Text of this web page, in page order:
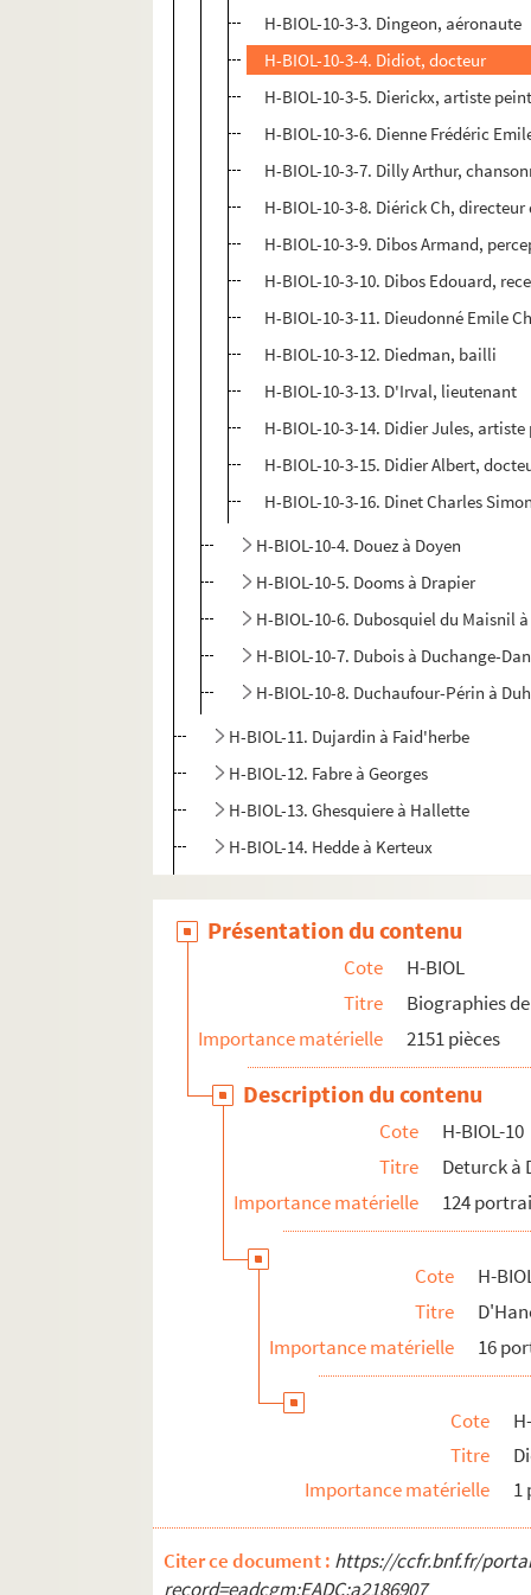
H-BIOL-10-3-3. Dingeon, aéronaute
H-BIOL-10-3-4. Didiot, docteur
H-BIOL-10-3-5. Dierickx, artiste
H-BIOL-10-3-6. Dienne Frédéric
H-BIOL-10-3-7. Dilly Arthur,
H-BIOL-10-3-8. Diérick Ch,
H-BIOL-10-3-9. Dibos Armand,
H-BIOL-10-3-10. Dibos Edouard,
H-BIOL-10-3-11. Dieudonné Emile
H-BIOL-10-3-12. Diedman, bailli
H-BIOL-10-3-13. D'Irval, lieutenant
H-BIOL-10-3-14. Didier Jules,
H-BIOL-10-3-15. Didier Albert,
H-BIOL-10-3-16. Dinet Charles
H-BIOL-10-4. Douez à Doyen
H-BIOL-10-5. Dooms à Drapier
H-BIOL-10-6. Dubosquiel du Maisnil
H-BIOL-10-7. Dubois à Duchange-
H-BIOL-10-8. Duchaufour-Périn à
H-BIOL-11. Dujardin à Faid'herbe
H-BIOL-12. Fabre à Georges
H-BIOL-13. Ghesquiere à Hallette
H-BIOL-14. Hedde à Kerteux
H-BIOL-16. Le Fel à Lequenne
H-BIOL-17. Lequeux à Marie Grosse-Tête
H-BIOL-18. Marie Jérôme à Montury
H-BIOL-19. Montgivet à Paris de
H-BIOL-20. Parrayon à Puvrez
H-BIOL-21. Quartelette à Salembier
H-BIOL-22. Sacqueleu à Sylvius
H-BIOL-23. Taviel à Vanderhaegen
H-BIOL-24. Van de Weghe à Zimmerman
Présentation du contenu
Cote
H-BIOL
Titre
Biographies
Importance matérielle
2151 pièces
Description du contenu
Cote
H-BIOL-10
Titre
Deturck à
Importance matérielle
124
Cote
H-
Titre
Importance matérielle
16
Cote
Titre
Importance matérielle
1
Citer ce document : https://ccfr.bnf.fr/
record=eadcgm:EADC:a2186907